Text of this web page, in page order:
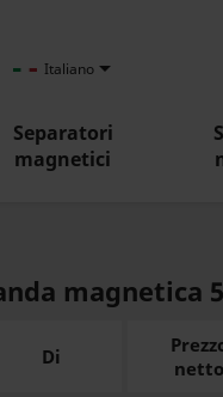
Italiano
Separatori
magnetici
magnetica
Di
netto